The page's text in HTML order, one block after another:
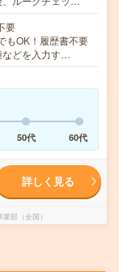
要
もOK！履歴書不要
などを入力す…
50代 60代
詳しく見る
部（全国）